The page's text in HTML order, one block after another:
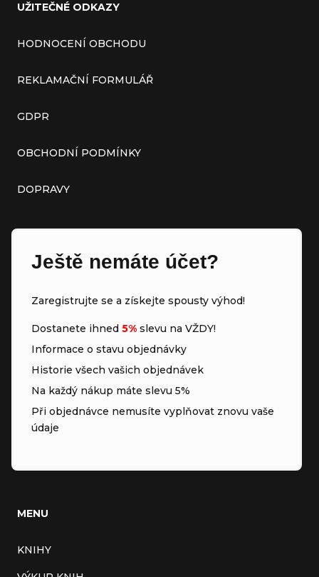
UŽITEČNÉ ODKAZY
HODNOCENÍ OBCHODU
REKLAMAČNÍ FORMULÁŘ
GDPR
OBCHODNÍ PODMÍNKY
DOPRAVY
Ještě nemáte účet?
Zaregistrujte se a získejte spousty výhod!
Dostanete ihned 5% slevu na VŽDY!
Informace o stavu objednávky
Historie všech vašich objednávek
Na každý nákup máte slevu 5%
Při objednávce nemusíte vyplňovat znovu vaše
údaje
MENU
KNIHY